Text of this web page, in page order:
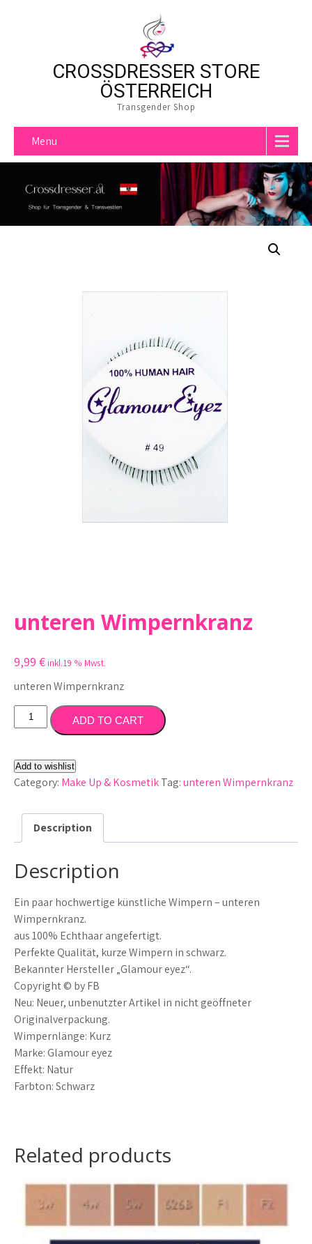
CROSSDRESSER STORE
ÖSTERREICH
Transgender Shop
Menu
unteren Wimpernkranz
9,99 € inkl.19 % Mwst.
unteren Wimpernkranz
unteren
Wimpernkranz
ADD TO CART
Add to wishlist
Category: Make Up & KosmetikTag:unteren Wimpernkranz
Description
Description
Ein paar hochwertige künstliche Wimpern – unteren
Wimpernkranz.
aus 100% Echthaar angefertigt.
Perfekte Qualität, kurze Wimpern in schwarz.
Bekannter Hersteller „Glamour eyez“.
Copyright © by FB
Neu: Neuer, unbenutzter Artikel in nicht geöffneter
Originalverpackung.
Wimpernlänge: Kurz
Marke: Glamour eyez
Effekt: Natur
Farbton: Schwarz
Related products